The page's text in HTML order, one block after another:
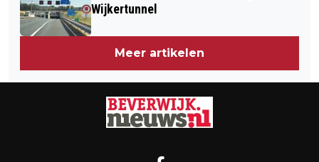
Wijkertunnel
Meer artikelen